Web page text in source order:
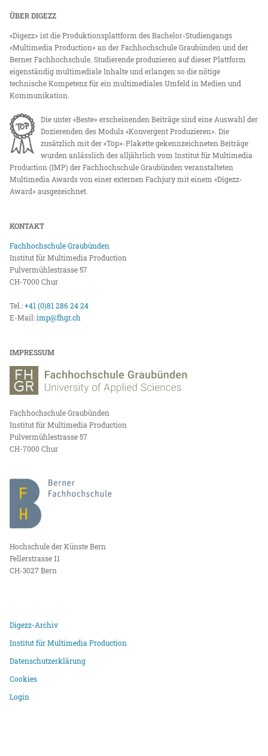
ÜBER DIGEZZ
«Digezz» ist die Produktionsplattform des Bachelor-Studiengangs
«Multimedia Production» an der Fachhochschule Graubünden und der
Berner Fachhochschule. Studierende produzieren auf dieser Plattform
eigenständig multimediale Inhalte und erlangen so die nötige
technische Kompetenz für ein multimediales Umfeld in Medien und
Kommunikation.
Die unter «Beste» erscheinenden Beiträge sind eine Auswahl der
Dozierenden des Moduls «Konvergent Produzieren». Die
zusätzlich mit der «Top»-Plakette gekennzeichneten Beiträge
wurden anlässlich des alljährlich vom Institut für Multimedia
Production (IMP) der Fachhochschule Graubünden veranstalteten
Multimedia Awards von einer externen Fachjury mit einem «Digezz-
Award» ausgezeichnet.
KONTAKT
Fachhochschule Graubünden
Institut für Multimedia Production
Pulvermühlestrasse 57
CH-7000 Chur
Tel.:+41 (0)81 286 24 24
E-Mail:imp@fhgr.ch
IMPRESSUM
Fachhochschule Graubünden
Institut für Multimedia Production
Pulvermühlestrasse 57
CH-7000 Chur
Hochschule der Künste Bern
Fellerstrasse 11
CH-3027 Bern
Digezz-Archiv
Institut für Multimedia Production
Datenschutzerklärung
Cookies
Login